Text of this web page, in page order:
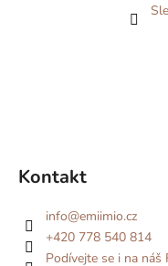
Kontakt
info@emiimio.cz
+420 778 540 814
Podívejte se i na náš